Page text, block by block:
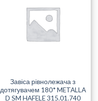
Завіса рівнолежача з
дотягувачем 180* METALLA
D SM HAFELE 315.01.740